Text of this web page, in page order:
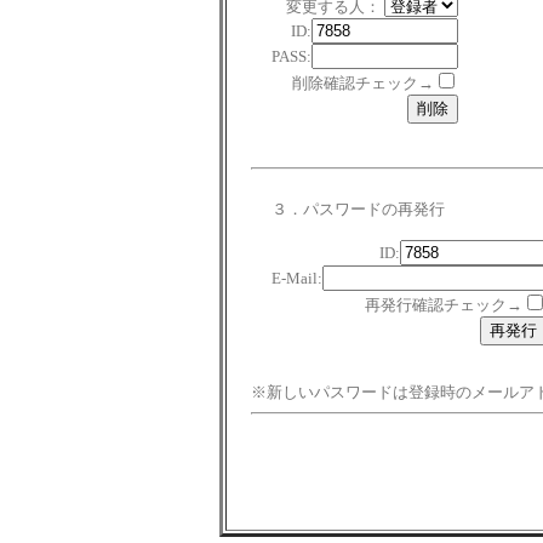
変更する人：
ID:
PASS:
削除確認チェック→
３．パスワードの再発行
ID:
E-Mail:
再発行確認チェック→
※新しいパスワードは登録時のメールア